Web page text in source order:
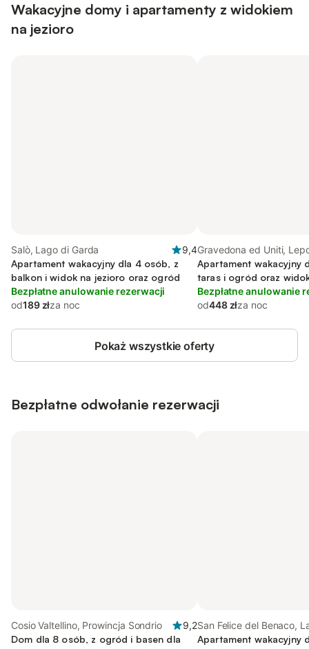
Wakacyjne domy i apartamenty z widokiem
na jezioro
Salò, Lago di Garda
9,4
Apartament wakacyjny dla 4 osób, z
balkon i widok na jezioro oraz ogród
Bezpłatne anulowanie rezerwacji
od189 złza noc
Gravedona ed Uniti,
Apartament wakacyjny
taras i ogród oraz
Bezpłatne anulowanie
od448 złza noc
Pokaż wszystkie oferty
Bezpłatne odwołanie rezerwacji
Cosio Valtellino, Prowincja Sondrio
9,2
Dom dla 8 osób, z ogród i basen dla
San Felice del Benaco,
Garda
Apartament wakacyjny